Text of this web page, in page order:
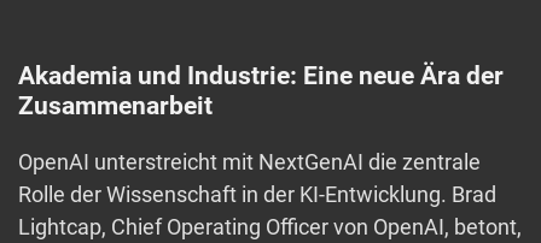
Akademia und Industrie: Eine neue Ära der
Zusammenarbeit
OpenAI unterstreicht mit NextGenAI die zentrale
Rolle der Wissenschaft in der KI-Entwicklung. Brad
Lightcap, Chief Operating Officer von OpenAI, betont,